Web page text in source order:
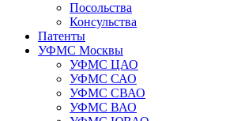
Посольства
Консульства
Патенты
УФМС Москвы
УФМС ЦАО
УФМС САО
УФМС СВАО
УФМС ВАО